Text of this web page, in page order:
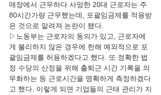
매장에서 근무하다 사망한 20대 근로자는 주
80시간가량 근무했는데, 포괄임금제를 적용받
은 것으로 알려져 논란이 됐다.
▷노동부는 근로자의 동의가 있고, 근로자에
게 불리하지 않은 경우에 한해 예외적으로 포
괄임금제를 허용하겠다고 했다. 또 정확한 법
정 수당의 산정을 위해 출퇴근 시간 기록을 의
무화하는 등 근로시간을 명확하게 측정하겠다
고 했다. 이렇게 되면 기업들의 근태 관리가 지